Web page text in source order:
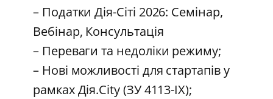
– Податки Дія-Сіті 2026: Семінар,
Вебінар, Консультація
– Переваги та недоліки режиму;
– Нові можливості для стартапів у
рамках Дія.City (ЗУ 4113-IX);